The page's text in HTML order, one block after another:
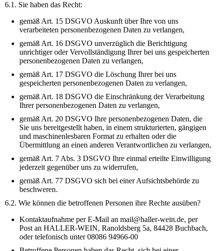
6.1. Sie haben das Recht:
gemäß Art. 15 DSGVO Auskunft über Ihre von uns
verarbeiteten personenbezogenen Daten zu verlangen,
gemäß Art. 16 DSGVO unverzüglich die Berichtigung
unrichtiger oder Vervollständigung Ihrer bei uns gespeicherten
personenbezogenen Daten zu verlangen,
gemäß Art. 17 DSGVO die Löschung Ihrer bei uns
gespeicherten personenbezogenen Daten zu verlangen,
gemäß Art. 18 DSGVO die Einschränkung der Verarbeitung
Ihrer personenbezogenen Daten zu verlangen,
gemäß Art. 20 DSGVO Ihre personenbezogenen Daten, die
Sie uns bereitgestellt haben, in einem strukturierten, gängigen
und maschinenlesbaren Format zu erhalten oder die
Übermittlung an einen anderen Verantwortlichen zu verlangen,
gemäß Art. 7 Abs. 3 DSGVO Ihre einmal erteilte Einwilligung
jederzeit gegenüber uns zu widerrufen,
gemäß Art. 77 DSGVO sich bei einer Aufsichtsbehörde zu
beschweren.
6.2. Wie können die betroffenen Personen ihre Rechte ausüben?
Kontaktaufnahme per E-Mail an mail@haller-wein.de, per
Post an HALLER-WEIN, Ranoldsberg 5a, 84428 Buchbach,
oder telefonisch unter 08086 94966-00